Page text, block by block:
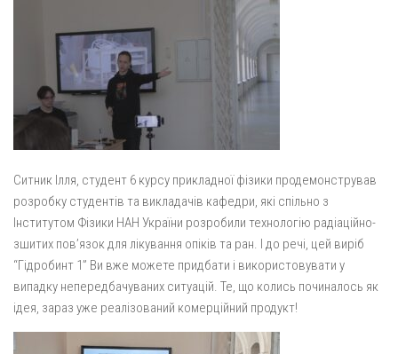
Ситник Ілля, студент 6 курсу прикладної фізики продемонстрував
розробку студентів та викладачів кафедри, які спільно з
Інститутом Фізики НАН України розробили технологію радіаційно-
зшитих пов’язок для лікування опіків та ран. І до речі, цей виріб
“Гідробинт 1” Ви вже можете придбати і використовувати у
випадку непередбачуваних ситуацій. Те, що колись починалось як
ідея, зараз уже реалізований комерційний продукт!